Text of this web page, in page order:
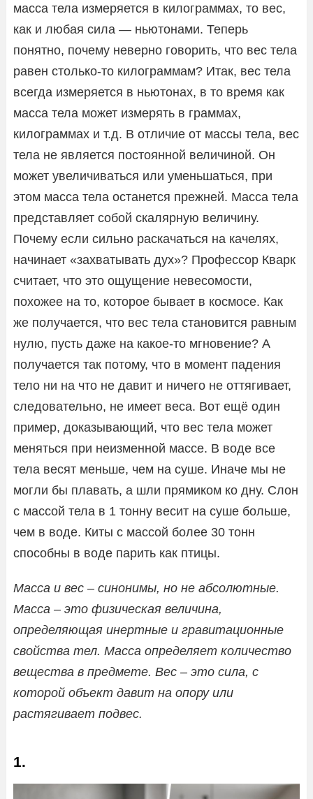
масса тела измеряется в килограммах, то вес,
как и любая сила — ньютонами. Теперь
понятно, почему неверно говорить, что вес тела
равен столько-то килограммам? Итак, вес тела
всегда измеряется в ньютонах, в то время как
масса тела может измерять в граммах,
килограммах и т.д. В отличие от массы тела, вес
тела не является постоянной величиной. Он
может увеличиваться или уменьшаться, при
этом масса тела останется прежней. Масса тела
представляет собой скалярную величину.
Почему если сильно раскачаться на качелях,
начинает «захватывать дух»? Профессор Кварк
считает, что это ощущение невесомости,
похожее на то, которое бывает в космосе. Как
же получается, что вес тела становится равным
нулю, пусть даже на какое-то мгновение? А
получается так потому, что в момент падения
тело ни на что не давит и ничего не оттягивает,
следовательно, не имеет веса. Вот ещё один
пример, доказывающий, что вес тела может
меняться при неизменной массе. В воде все
тела весят меньше, чем на суше. Иначе мы не
могли бы плавать, а шли прямиком ко дну. Слон
с массой тела в 1 тонну весит на суше больше,
чем в воде. Киты с массой более 30 тонн
способны в воде парить как птицы.
Масса и вес – синонимы, но не абсолютные.
Масса – это физическая величина,
определяющая инертные и гравитационные
свойства тел. Масса определяет количество
вещества в предмете. Вес – это сила, с
которой объект давит на опору или
растягивает подвес.
1.